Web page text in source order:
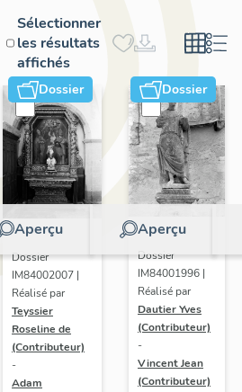
Sélectionner
les résultats
affichés
Dossier
Aperçu
Dossier
IM84002007 |
Réalisé par
Teyssier
Roseline de
(Contributeur)
-
Adam
Dossier
Aperçu
Dossier
IM84001996 |
Réalisé par
Dautier Yves
(Contributeur)
-
Vincent Jean
(Contributeur)